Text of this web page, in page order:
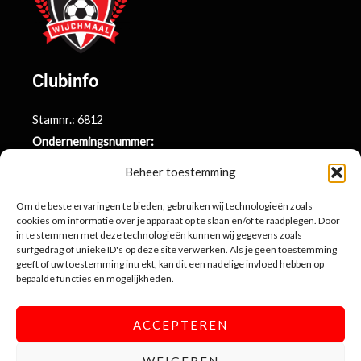
Beheer toestemming
Om de beste ervaringen te bieden, gebruiken wij technologieën zoals
cookies om informatie over je apparaat op te slaan en/of te raadplegen. Door
in te stemmen met deze technologieën kunnen wij gegevens zoals
surfgedrag of unieke ID's op deze site verwerken. Als je geen toestemming
geeft of uw toestemming intrekt, kan dit een nadelige invloed hebben op
bepaalde functies en mogelijkheden.
ACCEPTEREN
Clubinfo
Stamnr.: 6812
Ondernemingsnummer:
BE71 9731 6439 9169
Contactinformatie